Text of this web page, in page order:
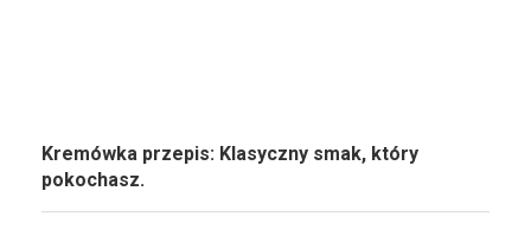
Kremówka przepis: Klasyczny smak, który
pokochasz.